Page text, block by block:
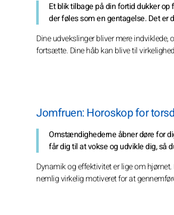
Et blik tilbage på din fortid dukker
der føles som en gentagelse. Det er
Dine udvekslinger bliver mere indviklede,
fortsætte. Dine håb kan blive til
Jomfruen: Horoskop for
Omstændighederne åbner døre for
får dig til at vokse og udvikle dig, så
Dynamik og effektivitet er lige om
nemlig virkelig motiveret for at